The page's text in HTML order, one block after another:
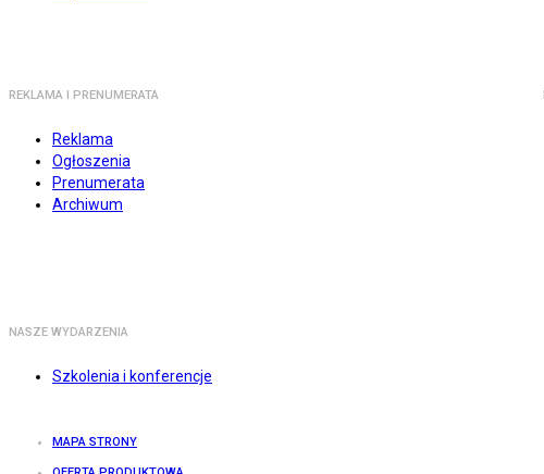
REKLAMA I PRENUMERATA
Reklama
Ogłoszenia
Prenumerata
Archiwum
NASZE WYDARZENIA
Szkolenia i konferencje
MAPA STRONY